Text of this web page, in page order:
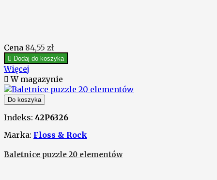
Cena 84,55 zł
 Dodaj do koszyka
Więcej
 W magazynie
Do koszyka
Indeks: 42P6326
Marka: Floss & Rock
Baletnice puzzle 20 elementów